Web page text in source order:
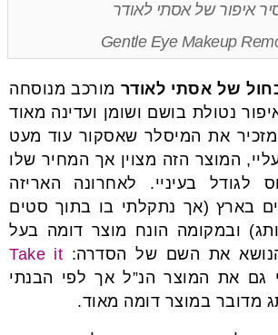
איפור של אסתי לאודר
Gentle Eye Makeup
של אסתי לאודר מורכב מנוסחה
נטולת בושם ושומן ועדינה מאוד
את המיסלר שאסקור עוד מעט
המוצר הזה מצוין אך המחיר שלו
לגודל בעיניי. לאחרונה האריזה
בארץ (אך נתקלתי בו בתוך סטים
ובמקומה הונח מוצר דומה בעל
את השם של הסדרה: Take it
גם את המוצר הנ”ל אך לפי הבנתי
מדובר במוצר דומה מאוד.